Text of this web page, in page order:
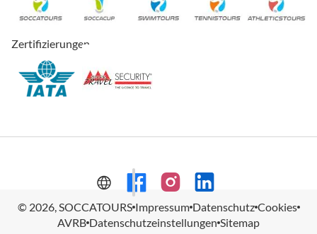
Zertifizierungen
© 2026, SOCCATOURS Impressum Datenschutz Cookies
AVRB Datenschutzeinstellungen Sitemap